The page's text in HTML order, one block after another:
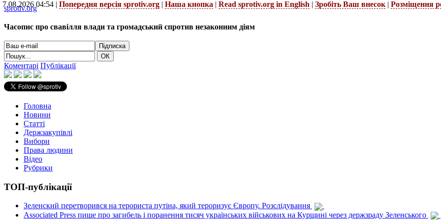
7.08.2026 04:54 | Попередня версія sprotiv.org | Наша кнопка | Read sprotiv.org in English | Зробіть Ваш внесок | Розміщення
sprotiv.org
Часопис про свавілля влади та громадський спротив незаконним діям
Коментарі Публікації
Головна
Новини
Статті
Держзакупівлі
Вибори
Права людини
Відео
Рубрики
ТОП-публікації
Зеленский перетворився на терориста путіна, який тероризує Європу. Розслідування
Associated Press пише про загибель і поранення тисяч українських військових на Курщині через держзраду Зеленського